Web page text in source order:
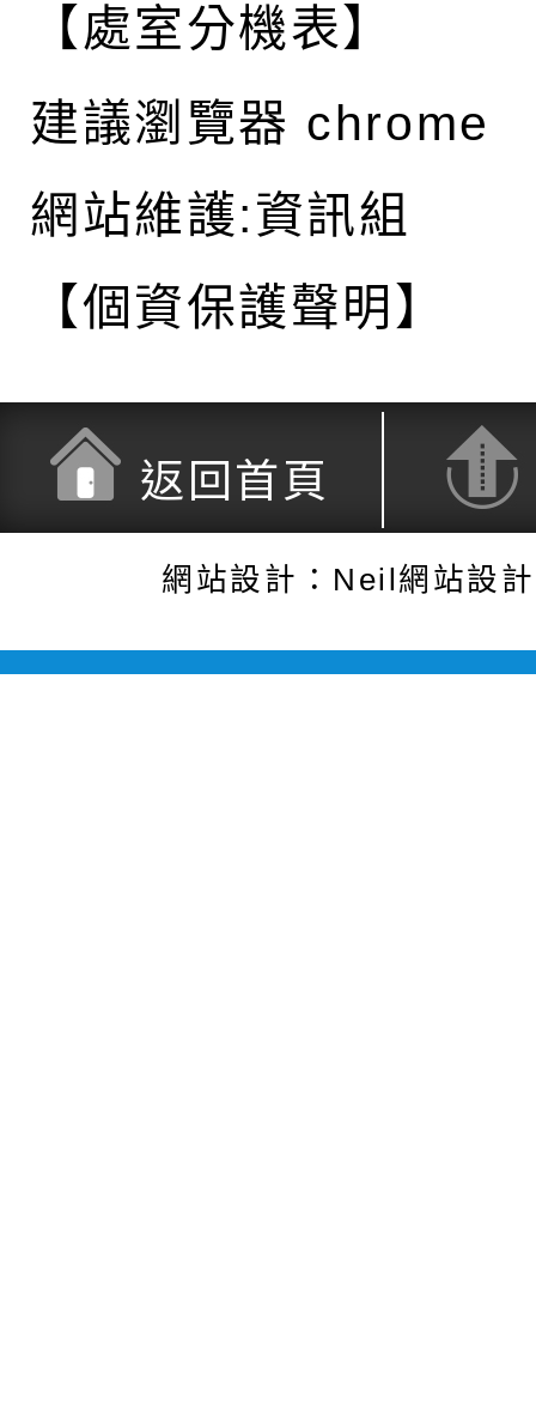
【處室分機表】
建議瀏覽器 chrome
網站維護:資訊組
【個資保護聲明】
返回首頁
網站設計：Neil網站設